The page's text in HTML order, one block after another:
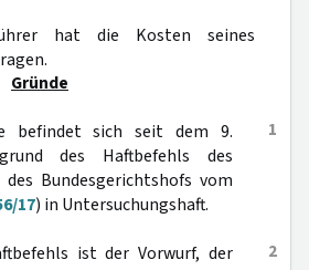
hat die Kosten seines
Gründe
1
befindet sich seit dem 9.
des Haftbefehls des
Bundesgerichtshofs vom
17) in Untersuchungshaft.
2
ist der Vorwurf, der